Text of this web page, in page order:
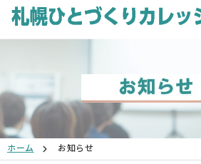
ホーム お知らせ